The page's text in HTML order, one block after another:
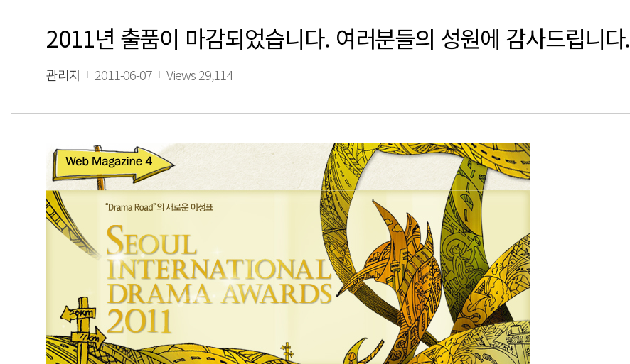
2011년 출품이 마감되었습니다. 여러분들의 성원에 감사드립니다.
관리자 2011-06-07 Views 29,114